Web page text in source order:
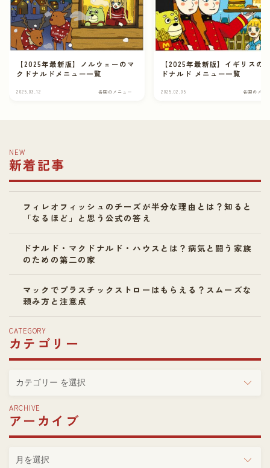
【2025年最新版】ノルウェーのマ
クドナルドメニュー一覧
2025.03.12 各国のメニュー
【2025年最新版】イギリスの
ドナルド メニュー一覧
2025.02.05 各国のメニ
NEW
新着記事
フィレオフィッシュのチーズが半分な理由とは？知ると
「なるほど」と思う公式の答え
ドナルド・マクドナルド・ハウスとは？病気と闘う家族
のための第二の家
マックでプラスチックストローはもらえる？スムーズな
頼み方と注意点
CATEGORY
カテゴリー
テ
ゴ
リ
ー
ARCHIVE
アーカイブ
ア